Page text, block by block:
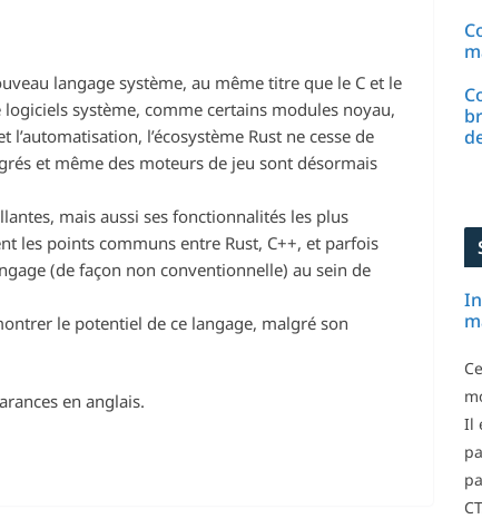
langage système, au même titre que le C et le
système, comme certains modules noyau,
l’écosystème Rust ne cesse de
et même des moteurs de jeu sont désormais
mais aussi ses fonctionnalités les plus
les points communs entre Rust, C++, et parfois
(de façon non conventionnelle) au sein de
le potentiel de ce langage, malgré son
en anglais.
Il